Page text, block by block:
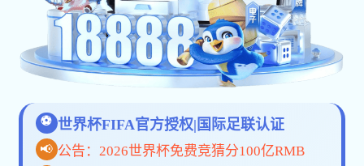
视说IBP 招生宣传 科学视界
科学视界